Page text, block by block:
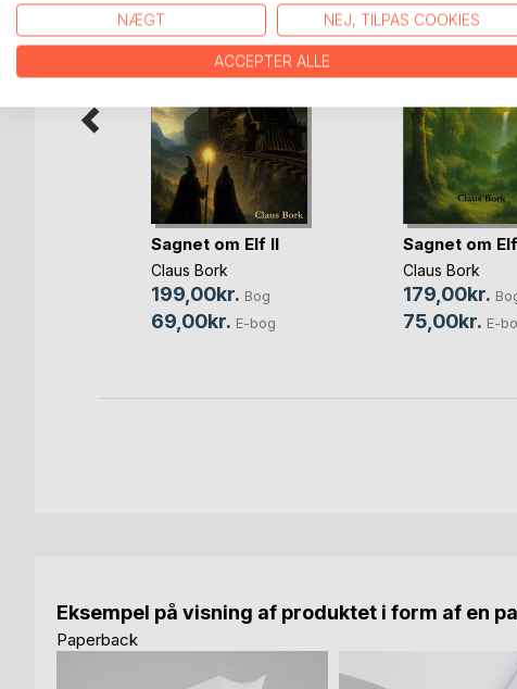
Sagnet om Elf II
Claus Bork
199,00kr. Bog
69,00kr. E-bog
Sagnet om Elf
Claus Bork
179,00kr.
75,00kr. E-
Eksempel på visning af produktet i form af en
Paperback
NÆGT NEJ, TILPAS COOKIES
ACCEPTER ALLE